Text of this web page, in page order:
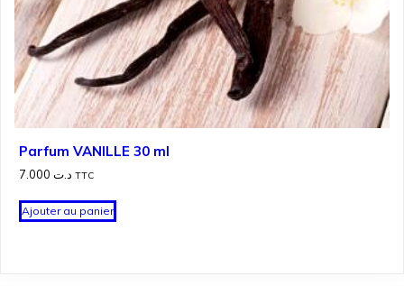
Parfum VANILLE 30 ml
د.ت TTC
Ajouter au panier